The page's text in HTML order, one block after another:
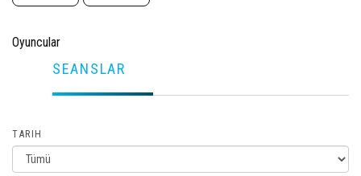
Oyuncular
SEANSLAR
TARIH